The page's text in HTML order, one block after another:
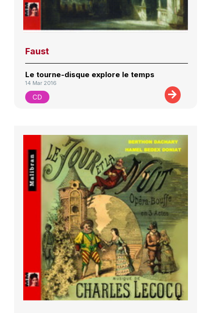
Faust
Le tourne-disque explore le temps
14 Mar 2016
CD